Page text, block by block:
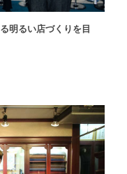
明るい店づくりを目